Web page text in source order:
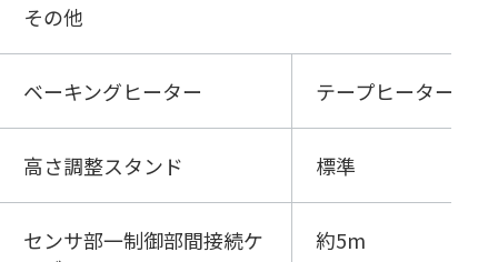
その他
ベーキングヒーター テープヒーター
高さ調整スタンド 標準
センサ部一制御部間接続ケ
約5m